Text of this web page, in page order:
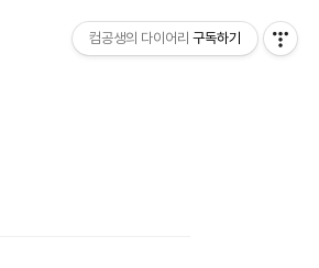
컴공생의 다이어리 구독하기